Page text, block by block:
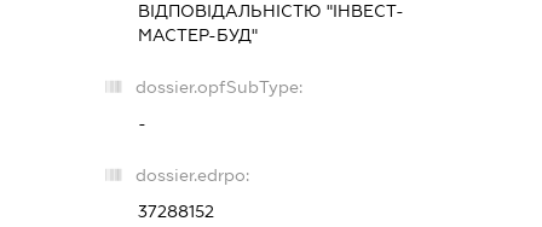
ВІДПОВІДАЛЬНІСТЮ "ІНВЕСТ-
МАСТЕР-БУД"
dossier.opfSubType:
-
dossier.edrpo:
37288152